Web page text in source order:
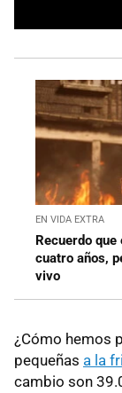
EN VIDA EXTRA
Recuerdo
cuatro años,
vivo
¿Cómo hemos
pequeñas a la
cambio son